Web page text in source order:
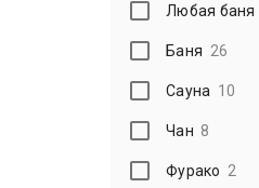
Любая баня
Баня 26
Сауна 10
Чан 8
Фурако 2